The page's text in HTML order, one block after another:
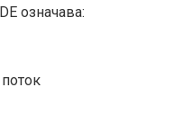
означава: